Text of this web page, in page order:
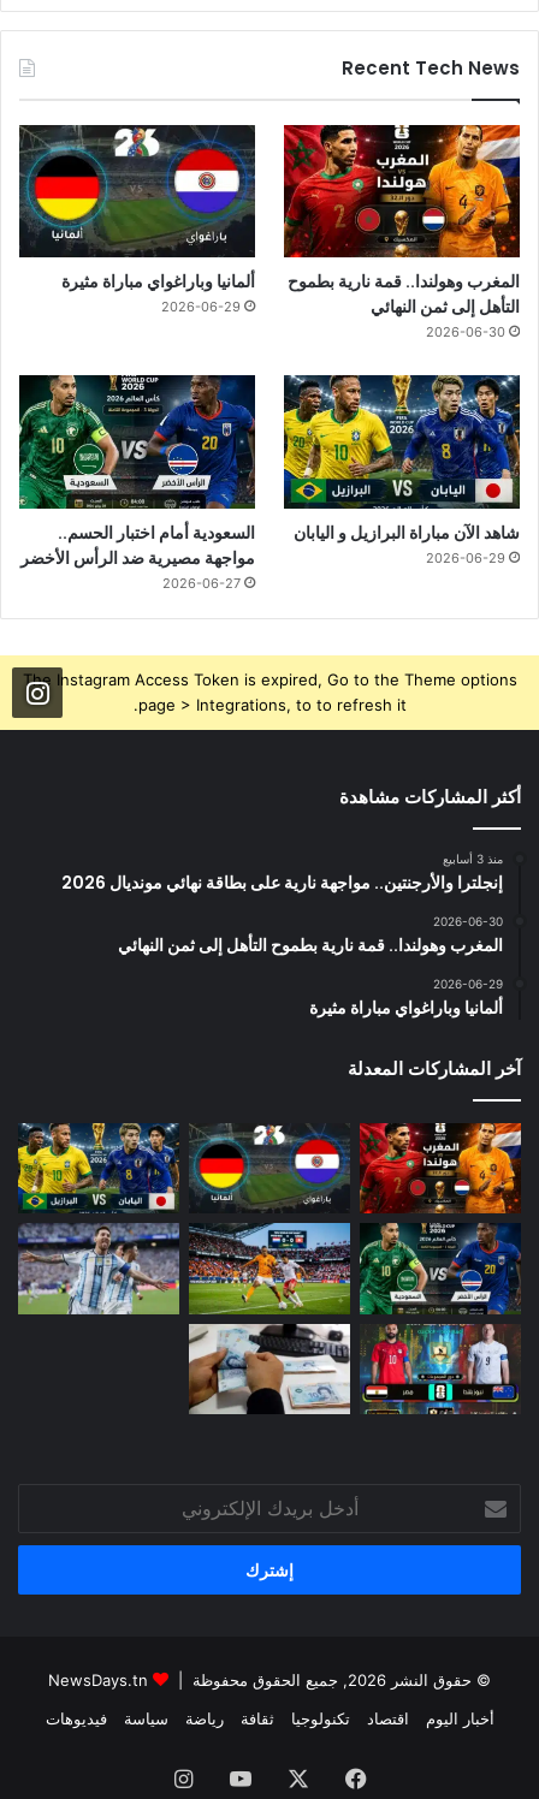
Recent Tech News
المغرب وهولندا.. قمة نارية بطموح
التأهل إلى ثمن النهائي
2026-06-30
ألمانيا وباراغواي مباراة مثيرة
2026-06-29
شاهد الآن مباراة البرازيل و اليابان
2026-06-29
السعودية أمام اختبار الحسم..
مواجهة مصيرية ضد الرأس الأخضر
2026-06-27
The Instagram Access Token is expired, Go to the Theme options
page > Integrations, to to refresh it.
أكثر المشاركات مشاهدة
منذ 3 أسابيع
إنجلترا والأرجنتين.. مواجهة نارية على بطاقة نهائي مونديال 2026
2026-06-30
المغرب وهولندا.. قمة نارية بطموح التأهل إلى ثمن النهائي
2026-06-29
ألمانيا وباراغواي مباراة مثيرة
آخر المشاركات المعدلة
بريدك
الإلكتروني
© حقوق النشر 2026, جميع الحقوق محفوظة |
أخبار اليوم
اقتصاد تكنولوجيا ثقافة رياضة سياسة فيديوهات
فيسبوك ‫YouTubeانستقرام